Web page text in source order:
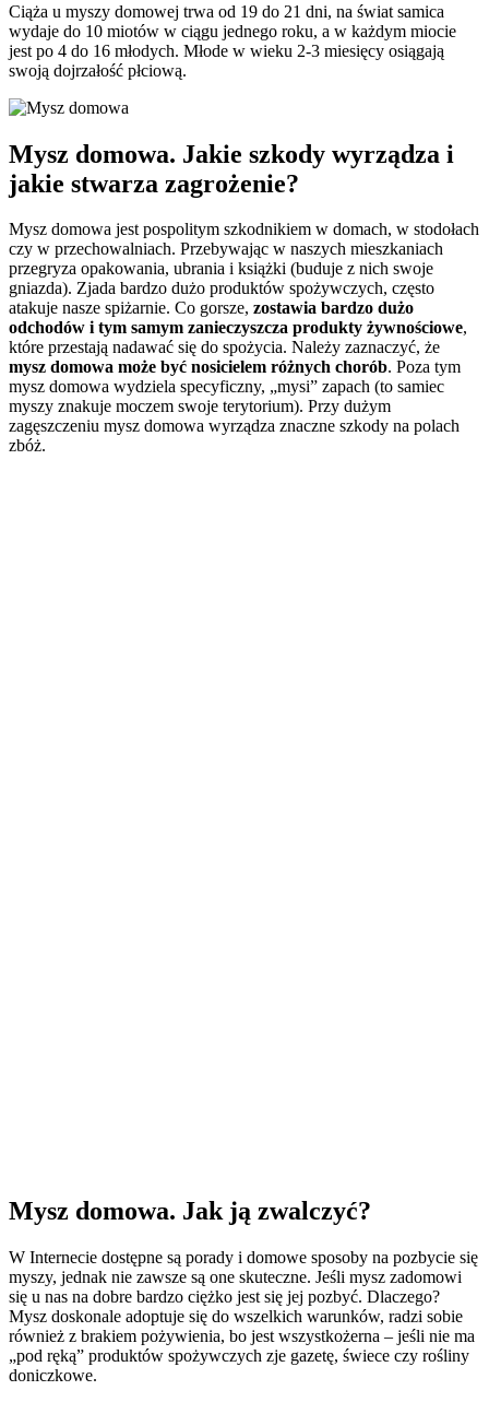
Ciąża u myszy domowej trwa od 19 do 21 dni, na świat samica
wydaje do 10 miotów w ciągu jednego roku, a w każdym miocie
jest po 4 do 16 młodych. Młode w wieku 2-3 miesięcy osiągają
swoją dojrzałość płciową.
Mysz domowa. Jakie szkody wyrządza i
jakie stwarza zagrożenie?
Mysz domowa jest pospolitym szkodnikiem w domach, w stodołach
czy w przechowalniach. Przebywając w naszych mieszkaniach
przegryza opakowania, ubrania i książki (buduje z nich swoje
gniazda). Zjada bardzo dużo produktów spożywczych, często
atakuje nasze spiżarnie. Co gorsze, zostawia bardzo dużo
odchodów i tym samym zanieczyszcza produkty żywnościowe,
które przestają nadawać się do spożycia. Należy zaznaczyć, że
mysz domowa może być nosicielem różnych chorób. Poza tym
mysz domowa wydziela specyficzny, „mysi” zapach (to samiec
myszy znakuje moczem swoje terytorium). Przy dużym
zagęszczeniu mysz domowa wyrządza znaczne szkody na polach
zbóż.
Mysz domowa. Jak ją zwalczyć?
W Internecie dostępne są porady i domowe sposoby na pozbycie się
myszy, jednak nie zawsze są one skuteczne. Jeśli mysz zadomowi
się u nas na dobre bardzo ciężko jest się jej pozbyć. Dlaczego?
Mysz doskonale adoptuje się do wszelkich warunków, radzi sobie
również z brakiem pożywienia, bo jest wszystkożerna – jeśli nie ma
„pod ręką” produktów spożywczych zje gazetę, świece czy rośliny
doniczkowe.